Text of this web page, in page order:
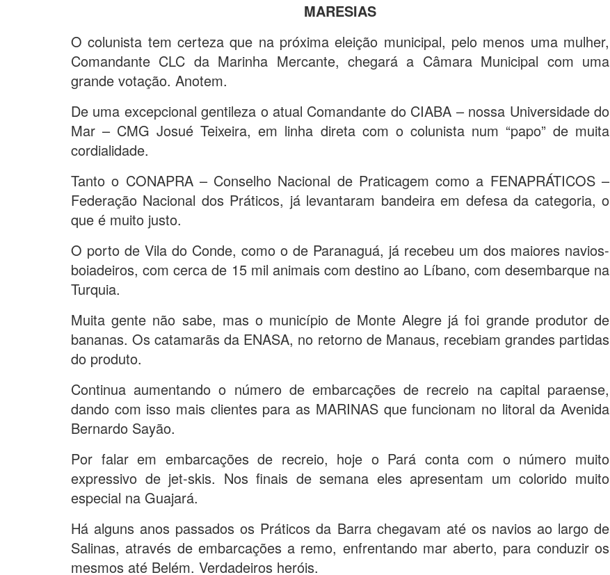
MARESIAS
O colunista tem certeza que na próxima eleição municipal, pelo menos uma mulher,
Comandante CLC da Marinha Mercante, chegará a Câmara Municipal com uma
grande votação. Anotem.
De uma excepcional gentileza o atual Comandante do CIABA – nossa Universidade do
Mar – CMG Josué Teixeira, em linha direta com o colunista num “papo” de muita
cordialidade.
Tanto o CONAPRA – Conselho Nacional de Praticagem como a FENAPRÁTICOS –
Federação Nacional dos Práticos, já levantaram bandeira em defesa da categoria, o
que é muito justo.
O porto de Vila do Conde, como o de Paranaguá, já recebeu um dos maiores navios-
boiadeiros, com cerca de 15 mil animais com destino ao Líbano, com desembarque na
Turquia.
Muita gente não sabe, mas o município de Monte Alegre já foi grande produtor de
bananas. Os catamarãs da ENASA, no retorno de Manaus, recebiam grandes partidas
do produto.
Continua aumentando o número de embarcações de recreio na capital paraense,
dando com isso mais clientes para as MARINAS que funcionam no litoral da Avenida
Bernardo Sayão.
Por falar em embarcações de recreio, hoje o Pará conta com o número muito
expressivo de jet-skis. Nos finais de semana eles apresentam um colorido muito
especial na Guajará.
Há alguns anos passados os Práticos da Barra chegavam até os navios ao largo de
Salinas, através de embarcações a remo, enfrentando mar aberto, para conduzir os
mesmos até Belém. Verdadeiros heróis.